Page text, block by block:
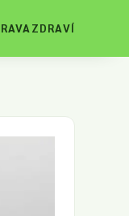
ZDRAVÍ